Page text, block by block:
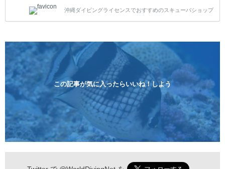
1人様から気軽にご参加ください。 全てのコースで高
画質の記念撮影&水中撮影付きです。初心者の方やダ
す。 沖縄本島周辺ビーチ・体験ダイビング 格安キャ
ンペーン！！￥16800 ￥11800(税込) 器材 / 送迎 / 保
険 / 全て込み ダイビングがはじめての方や初心者でも
気軽に体験できる半日のコース。沖縄本島のビーチか
らのんびりダイビングを楽しめます...
沖縄ダイビングライセンスでおすすめのスキューバショップ
この記事が気に入ったらいいね！しよう